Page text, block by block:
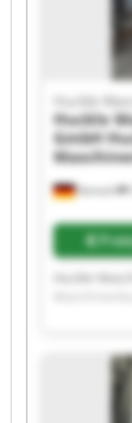
Kanzach
Huckle
Huckle
GmbH
GmbH
GmbH
GmbH